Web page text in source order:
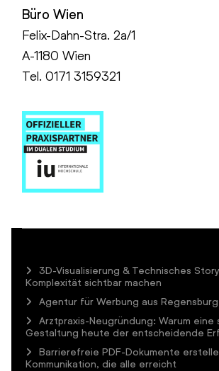
Büro Wien
Felix-Dahn-Stra. 2a/1
A-1180 Wien
Tel. 0171 3159321
3D-Visualisierung & Technisches
Komplexität sichtbar machen
Agentur für Werbung aus Regensburg
Arztpraxis-Neugründung: Warum eine
Gestaltung heute der entscheidende
Barrierefreie PDF-Dokumente
Kommunikation, die alle erreicht